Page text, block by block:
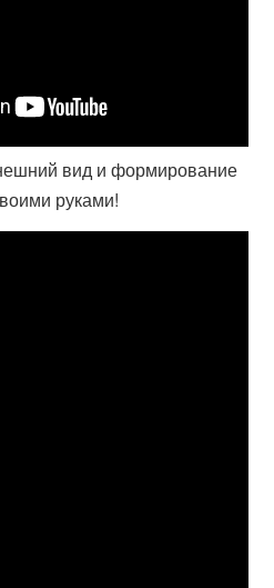
вид и формирование
руками!